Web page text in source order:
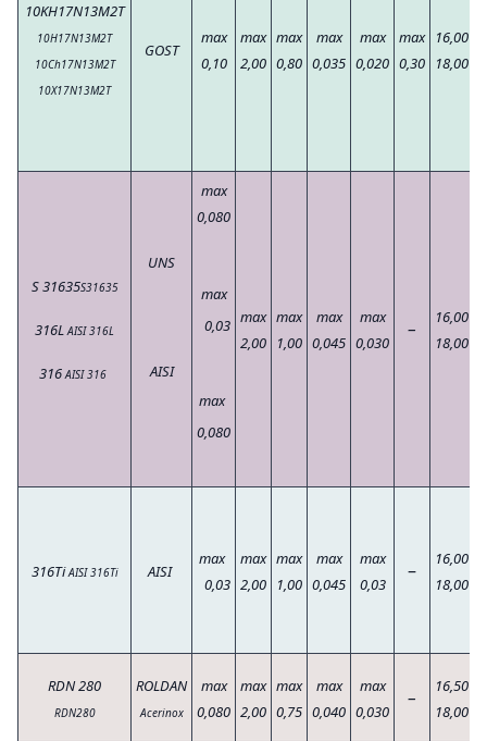
10KH17N13M2T
10H17N13M2T
10Ch17N13M2T
10X17N13M2T
GOST
max
0,10
max
2,00
max
0,80
max
0,035
max
0,020
max
0,30
16,00
18,00
S 31635S31635
316LAISI 316L
316AISI 316
UNS
AISI
max
0,080
max
0,03
max
0,080
max
2,00
max
1,00
max
0,045
max
0,030
–
16,00
18,00
316TiAISI 316Ti AISI
max
0,03
max
2,00
max
1,00
max
0,045
max
0,03
–
16,00
18,00
RDN 280
RDN280
ROLDAN
Acerinox
max
0,080
max
2,00
max
0,75
max
0,040
max
0,030
–
16,50
18,00